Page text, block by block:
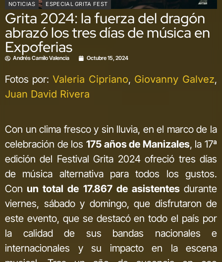
NOTICIAS ESPECIAL GRITA FEST
Grita 2024: la fuerza del dragón
abrazó los tres días de música en
Expoferias
Andrés Camilo Valencia Octubre 15, 2024
Fotos por: Valeria Cipriano, Giovanny Galvez,
Juan David Rivera
Con un clima fresco y sin lluvia, en el marco de la
celebración de los 175 años de Manizales, la 17ª
edición del Festival Grita 2024 ofreció tres días
de música alternativa para todos los gustos.
Con un total de 17.867 de asistentes durante
viernes, sábado y domingo, que disfrutaron de
este evento, que se destacó en todo el país por
la calidad de sus bandas nacionales e
internacionales y su impacto en la escena